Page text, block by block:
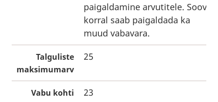
paigaldamine arvutitele. Soovi
korral saab paigaldada ka
muud vabavara.
Talguliste
maksimumarv
25
Vabu kohti 23